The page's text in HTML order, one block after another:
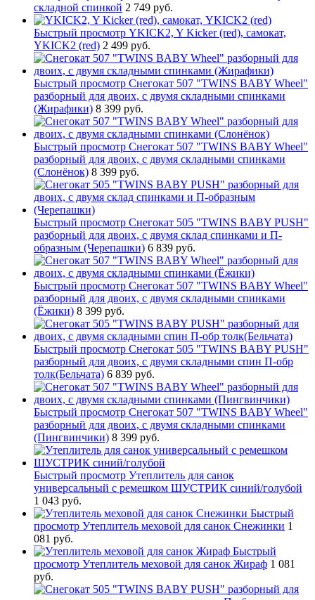
складной спинкой 2 749 руб.
Быстрый просмотр YKICK2, Y Kicker (red), самокат,
YKICK2 (red) 2 499 руб.
Быстрый просмотр Снегокат 507 "TWINS BABY Wheel"
разборный для двоих, с двумя складными спинками
(Жирафики) 8 399 руб.
Быстрый просмотр Снегокат 507 "TWINS BABY Wheel"
разборный для двоих, с двумя складными спинками
(Слонёнок) 8 399 руб.
Быстрый просмотр Снегокат 505 "TWINS BABY PUSH"
разборный для двоих, с двумя склад спинками и П-
образным (Черепашки) 6 839 руб.
Быстрый просмотр Снегокат 507 "TWINS BABY Wheel"
разборный для двоих, с двумя складными спинками
(Ёжики) 8 399 руб.
Быстрый просмотр Снегокат 505 "TWINS BABY PUSH"
разборный для двоих, с двумя складными спин П-обр
толк(Бельчата) 6 839 руб.
Быстрый просмотр Снегокат 507 "TWINS BABY Wheel"
разборный для двоих, с двумя складными спинками
(Пингвинчики) 8 399 руб.
Быстрый просмотр Утеплитель для санок
универсальный с ремешком ШУСТРИК синий/голубой
1 043 руб.
Быстрый
просмотр Утеплитель меховой для санок Снежинки 1
081 руб.
Быстрый
просмотр Утеплитель меховой для санок Жираф 1 081
руб.